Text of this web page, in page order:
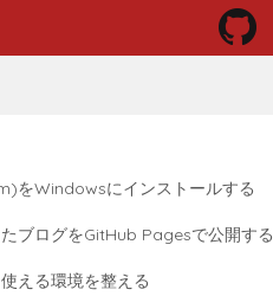
をWindowsにインストールする
ブログをGitHub Pagesで公開する
える環境を整える